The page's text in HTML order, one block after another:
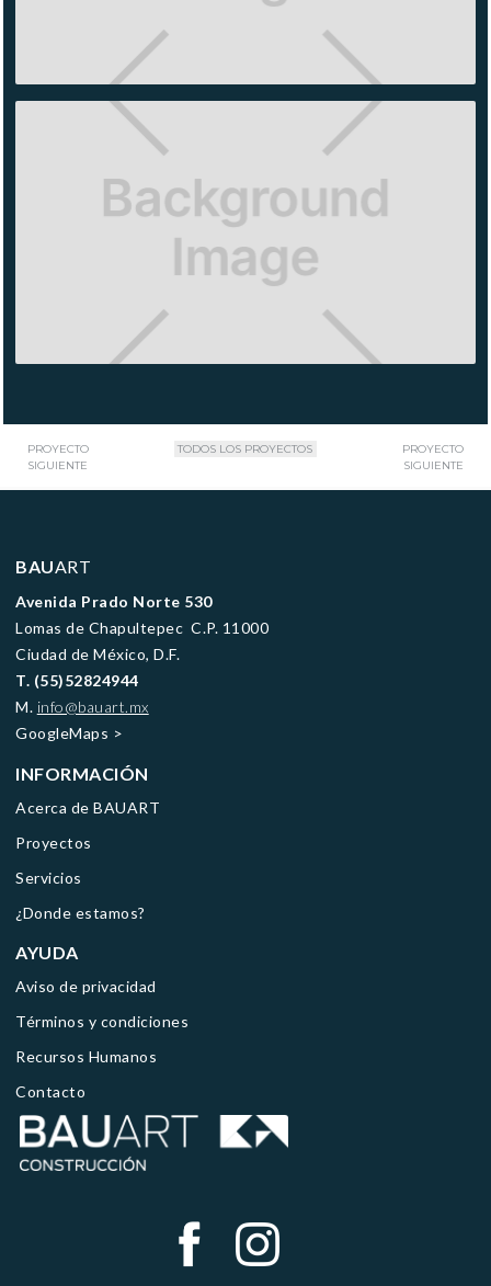
INTREPOLI
PROYECTO
SIGUIENTE
TODOS LOS PROYECTOS
PROYECTO
SIGUIENTE
BAUART
Avenida Prado Norte 530
Lomas de Chapultepec C.P. 11000
Ciudad de México, D.F.
T. (55)52824944
M. info@bauart.mx
GoogleMaps >
INFORMACIÓN
Acerca de BAUART
Proyectos
Servicios
¿Donde estamos?
AYUDA
Aviso de privacidad
Términos y condiciones
Recursos Humanos
Contacto